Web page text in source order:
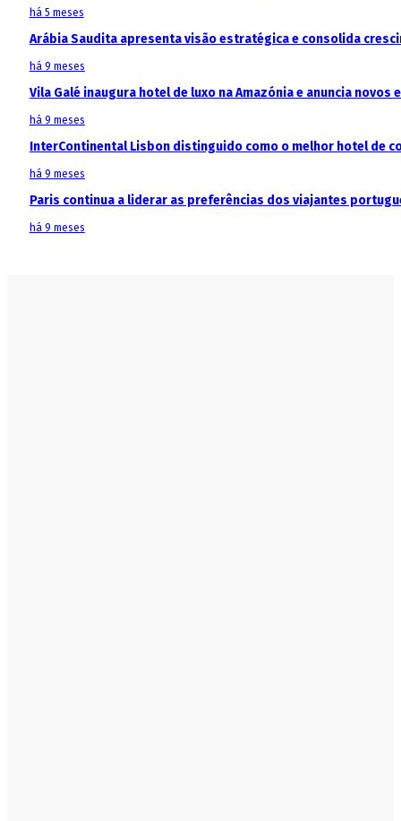
há 5 meses
Arábia Saudita apresenta visão estratégica e consolida
há 9 meses
Vila Galé inaugura hotel de luxo na Amazónia e anuncia
há 9 meses
InterContinental Lisbon distinguido como o melhor hotel de
há 9 meses
Paris continua a liderar as preferências dos viajantes
há 9 meses